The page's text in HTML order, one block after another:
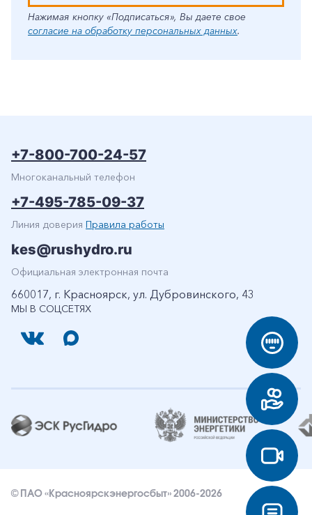
Нажимая кнопку «Подписаться», Вы даете свое
согласие на обработку персональных данных.
МЫ В СОЦСЕТЯХ
+7-800-700-24-57
Многоканальный телефон
+7-495-785-09-37
Линия доверия Правила работы
kes@rushydro.ru
Официальная электронная почта
660017, г. Красноярск, ул. Дубровинского, 43
© ПАО «Красноярскэнергосбыт» 2006-2026